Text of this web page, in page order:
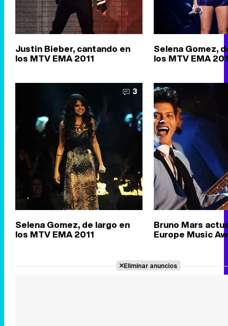
Justin Bieber, cantando en
los MTV EMA 2011
Selena Gomez,
los MTV EMA
3
Selena Gomez, de largo en
los MTV EMA 2011
Bruno Mars
Europe Music
Eliminar anuncios